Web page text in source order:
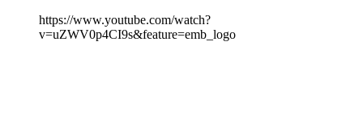
https://www.youtube.com/watch?
v=uZWV0p4CI9s&feature=emb_logo